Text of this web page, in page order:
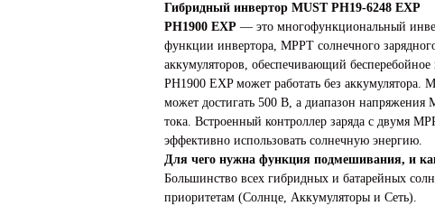
Гибридный инвертор MUST PH19-6248 EXP
PH1900 EXP — это многофункциональный
функции инвертора, MPPT солнечного
аккумуляторов, обеспечивающий
PH1900 EXP может работать без аккумулятора.
может достигать 500 В, а диапазон напряжения
тока. Встроенный контроллер заряда с двумя
эффективно использовать солнечную энергию.
Для чего нужна функция подмешивания, и
Большинство всех гибридных и батарейных
приоритетам (Солнце, Аккумуляторы и Сеть).